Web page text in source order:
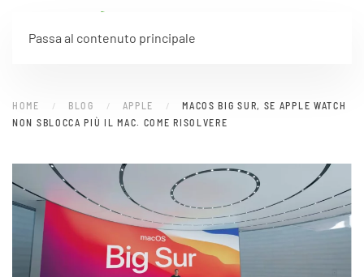
Passa al contenuto principale
HOME BLOG APPLE
MACOS BIG SUR, SE APPLE WATCH
NON SBLOCCA PIÙ IL MAC. COME RISOLVERE